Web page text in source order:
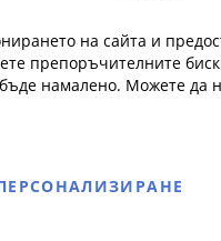
Блог
на сайта и
препоръчителните
намалено. Можете да